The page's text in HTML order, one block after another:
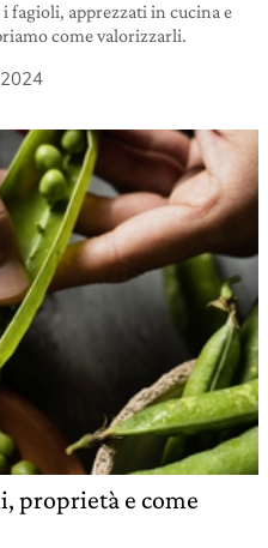
fagioli, apprezzati in cucina e
come valorizzarli.
proprietà e come